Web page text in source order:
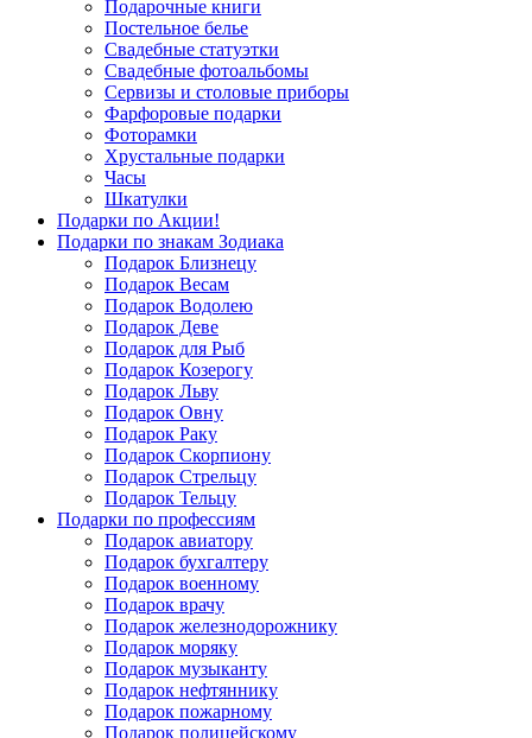
Подарочные книги
Постельное белье
Свадебные статуэтки
Свадебные фотоальбомы
Сервизы и столовые приборы
Фарфоровые подарки
Фоторамки
Хрустальные подарки
Часы
Шкатулки
Подарки по Акции!
Подарки по знакам Зодиака
Подарок Близнецу
Подарок Весам
Подарок Водолею
Подарок Деве
Подарок для Рыб
Подарок Козерогу
Подарок Льву
Подарок Овну
Подарок Раку
Подарок Скорпиону
Подарок Стрельцу
Подарок Тельцу
Подарки по профессиям
Подарок авиатору
Подарок бухгалтеру
Подарок военному
Подарок врачу
Подарок железнодорожнику
Подарок моряку
Подарок музыканту
Подарок нефтяннику
Подарок пожарному
Подарок полицейскому